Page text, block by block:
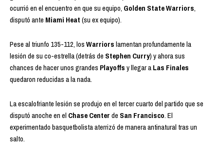
ocurrió en el encuentro en que su equipo, Golden State Warriors,
disputó ante Miami Heat(su ex equipo).
Pese al triunfo 135-112, losWarriorslamentan profundamente la
lesión de su co-estrella (detrás de Stephen Curry) y ahora sus
chances de hacer unos grandes Playoffsy llegar aLas Finales
quedaron reducidas a la nada.
La escalofriante lesión se produjo en el tercer cuarto del partido que se
disputó anoche en el Chase Centerde San Francisco. El
experimentado basquetbolista aterrizó de manera antinatural tras un
salto.